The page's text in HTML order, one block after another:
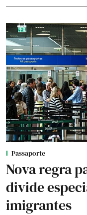
Passaporte
Nova regra
divide
imigrantes